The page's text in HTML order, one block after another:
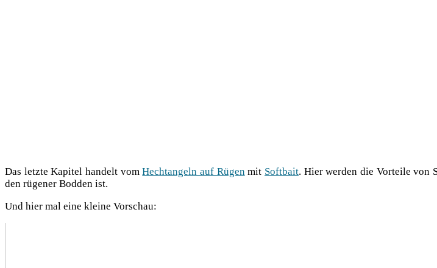
Das letz­te Kapi­tel han­delt vomHecht­an­geln auf Rügenmit Soft­bait. Hier wer­den die Vor­tei­le von
den rüge­ner Bod­den ist.
Und hier mal eine klei­ne Vorschau: